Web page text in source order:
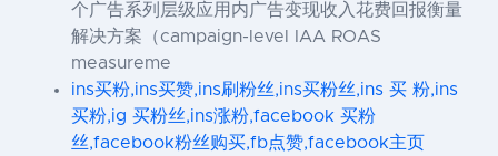
个广告系列层级应用内广告变现收入花费回报衡量
解决方案（campaign-level IAA ROAS
measureme
ins买粉,ins买赞,ins刷粉丝,ins买粉丝,ins 买 粉,ins
买粉,ig 买粉丝,ins涨粉,facebook 买粉
丝,facebook粉丝购买,fb点赞,facebook主页